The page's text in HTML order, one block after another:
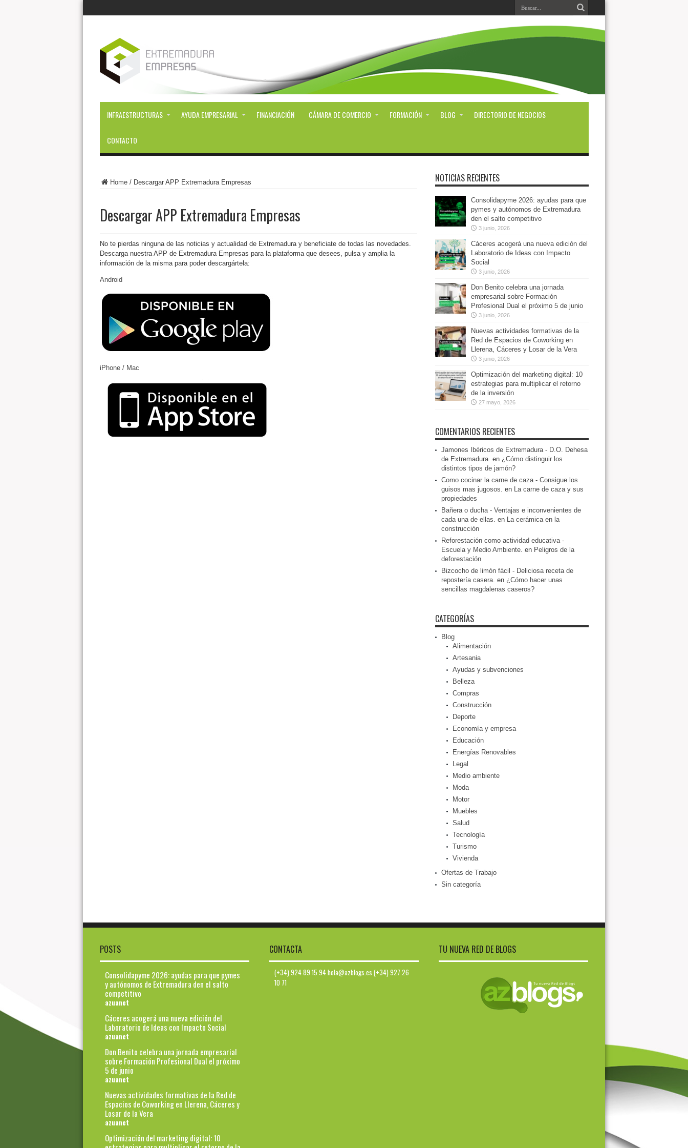
INFRAESTRUCTURAS AYUDA EMPRESARIAL FINANCIACIÓN CÁMARA DE COMERCIO FORMACIÓN BLOG DIRECTORIO DE NEGOCIOS
CONTACTO
Home/ Descargar APP Extremadura Empresas
Descargar APP Extremadura Empresas
No te pierdas ninguna de las noticias y actualidad de Extremadura y beneficiate de todas las novedades.
Descarga nuestra APP de Extremadura Empresas para la plataforma que desees, pulsa y amplia la
información de la misma para poder descargártela:
Android
iPhone / Mac
NOTICIAS RECIENTES
Consolidapyme 2026: ayudas para que
pymes y autónomos de Extremadura
den el salto competitivo
3 junio, 2026
Cáceres acogerá una nueva edición del
Laboratorio de Ideas con Impacto
Social
3 junio, 2026
Don Benito celebra una jornada
empresarial sobre Formación
Profesional Dual el próximo 5 de junio
3 junio, 2026
Nuevas actividades formativas de la
Red de Espacios de Coworking en
Llerena, Cáceres y Losar de la Vera
3 junio, 2026
Optimización del marketing digital: 10
estrategias para multiplicar el retorno
de la inversión
27 mayo, 2026
COMENTARIOS RECIENTES
Jamones Ibéricos de Extremadura - D.O. Dehesa
de Extremadura. en ¿Cómo distinguir los
distintos tipos de jamón?
Como cocinar la carne de caza - Consigue los
guisos mas jugosos. en La carne de caza y sus
propiedades
Bañera o ducha - Ventajas e inconvenientes de
cada una de ellas. en La cerámica en la
construcción
Reforestación como actividad educativa -
Escuela y Medio Ambiente. en Peligros de la
deforestación
Bizcocho de limón fácil - Deliciosa receta de
repostería casera. en ¿Cómo hacer unas
sencillas magdalenas caseros?
CATEGORÍAS
Blog
Alimentación
Artesania
Ayudas y subvenciones
Belleza
Compras
Construcción
Deporte
Economía y empresa
Educación
Energías Renovables
Legal
Medio ambiente
Moda
Motor
Muebles
Salud
Tecnología
Turismo
Vivienda
Ofertas de Trabajo
Sin categoría
POSTS
Consolidapyme 2026: ayudas para que pymes
y autónomos de Extremadura den el salto
competitivo
azuanet
Cáceres acogerá una nueva edición del
Laboratorio de Ideas con Impacto Social
azuanet
Don Benito celebra una jornada empresarial
sobre Formación Profesional Dual el próximo
5 de junio
azuanet
Nuevas actividades formativas de la Red de
Espacios de Coworking en Llerena, Cáceres y
Losar de la Vera
azuanet
Optimización del marketing digital: 10
CONTACTA
(+34) 924 89 15 94 hola@azblogs.es (+34) 927 26
10 71
TU NUEVA RED DE BLOGS